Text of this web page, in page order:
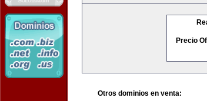
Precio
Otros dominios en venta: